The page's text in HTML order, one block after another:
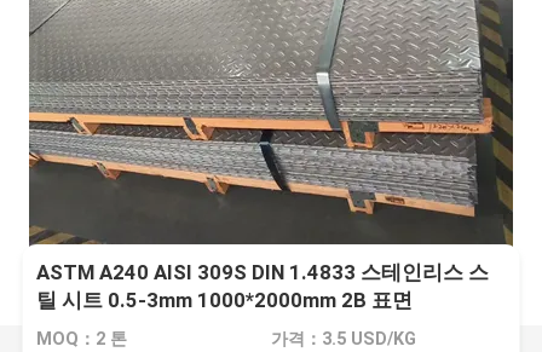
ASTM A240 AISI 309S DIN 1.4833 스테인리스 스
틸 시트 0.5-3mm 1000*2000mm 2B 표면
MOQ：2 톤 가격：3.5 USD/KG